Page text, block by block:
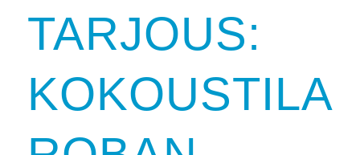
TARJOUS:
KOKOUSTILA